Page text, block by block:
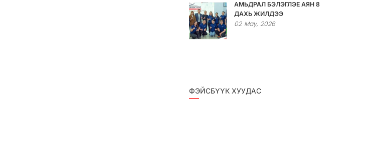
АМЬДРАЛ БЭЛЭГЛЭЕ АЯН 8
ДАХЬ ЖИЛДЭЭ
02 May, 2026
ФЭЙСБҮҮК ХУУДАС